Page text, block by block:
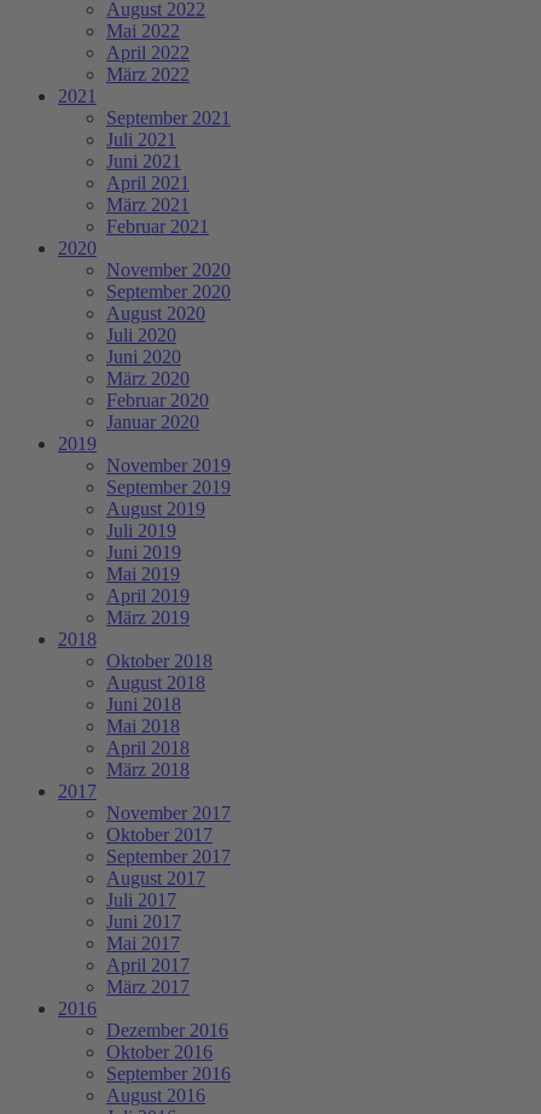
August 2022
Mai 2022
April 2022
März 2022
2021
September 2021
Juli 2021
Juni 2021
April 2021
März 2021
Februar 2021
2020
November 2020
September 2020
August 2020
Juli 2020
Juni 2020
März 2020
Februar 2020
Januar 2020
2019
November 2019
September 2019
August 2019
Juli 2019
Juni 2019
Mai 2019
April 2019
März 2019
2018
Oktober 2018
August 2018
Juni 2018
Mai 2018
April 2018
März 2018
2017
November 2017
Oktober 2017
September 2017
August 2017
Juli 2017
Juni 2017
Mai 2017
April 2017
März 2017
2016
Dezember 2016
Oktober 2016
September 2016
August 2016